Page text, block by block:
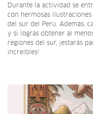
Durante la actividad se
con hermosas
del sur del Perú. Además,
y si logras obtener al
regiones del sur, ¡estarás
increíbles!